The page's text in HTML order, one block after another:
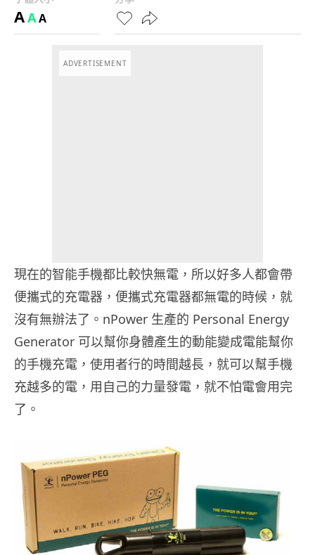
AAA
ADVERTISEMENT
現在的智能手機都比較快無電，所以好多人都會帶
便攜式的充電器，便攜式充電器都無電的時候，就
沒有無辦法了。nPower 生產的 Personal Energy
Generator 可以幫你身體產生的動能變成電能幫你
的手機充電，使用者行的時間越長，就可以幫手機
充越多的電，用自己的力量發電，就不怕電會用完
了。